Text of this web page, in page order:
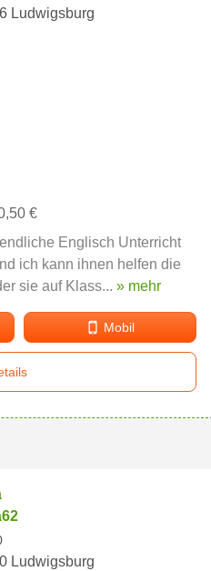
Ludwigsburg
€
Englisch Unterricht
ich kann ihnen helfen die
sie auf Klass... » mehr
Mobil
Ludwigsburg